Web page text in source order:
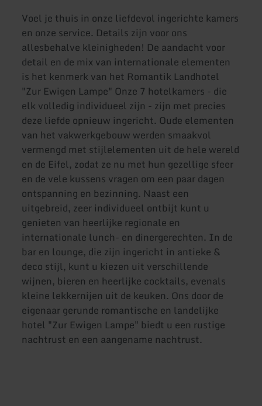
Voel je thuis in onze liefdevol ingerichte kamers
en onze service. Details zijn voor ons
allesbehalve kleinigheden! De aandacht voor
detail en de mix van internationale elementen
is het kenmerk van het Romantik Landhotel
"Zur Ewigen Lampe" Onze 7 hotelkamers - die
elk volledig individueel zijn - zijn met precies
deze liefde opnieuw ingericht. Oude elementen
van het vakwerkgebouw werden smaakvol
vermengd met stijlelementen uit de hele wereld
en de Eifel, zodat ze nu met hun gezellige sfeer
en de vele kussens vragen om een paar dagen
ontspanning en bezinning. Naast een
uitgebreid, zeer individueel ontbijt kunt u
genieten van heerlijke regionale en
internationale lunch- en dinergerechten. In de
bar en lounge, die zijn ingericht in antieke &
deco stijl, kunt u kiezen uit verschillende
wijnen, bieren en heerlijke cocktails, evenals
kleine lekkernijen uit de keuken. Ons door de
eigenaar gerunde romantische en landelijke
hotel "Zur Ewigen Lampe" biedt u een rustige
nachtrust en een aangename nachtrust.